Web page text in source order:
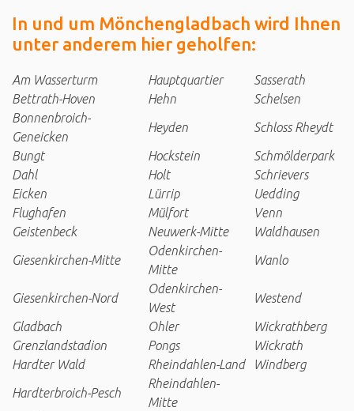
In und um Mönchengladbach wird Ihnen
unter anderem hier geholfen:
Am Wasserturm Hauptquartier
Sasserath
Bettrath-Hoven
Hehn
Schelsen
Bonnenbroich-
Geneicken
Heyden
Schloss Rheydt
Bungt
Hockstein
Schmölderpark
Dahl
Holt
Schrievers
Eicken
Lürrip
Uedding
Flughafen
Mülfort
Venn
Geistenbeck
Neuwerk-Mitte
Waldhausen
Giesenkirchen-Mitte
Odenkirchen-
Mitte
Wanlo
Giesenkirchen-Nord
Odenkirchen-
West
Westend
Gladbach
Ohler
Wickrathberg
Grenzlandstadion
Pongs
Wickrath
Hardter Wald
Rheindahlen-Land
Windberg
Hardterbroich-Pesch
Rheindahlen-
Mitte